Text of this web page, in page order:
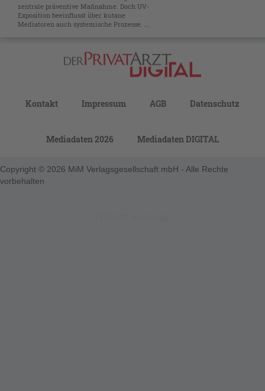
zentrale präventive Maßnahme. Doch UV-
Exposition beeinflusst über kutane
Mediatoren auch systemische Prozesse. ...
Kontakt Impressum AGB Datenschutz
Mediadaten 2026 Mediadaten DIGITAL
Copyright © 2026 MiM Verlagsgesellschaft mbH - Alle Rechte
vorbehalten